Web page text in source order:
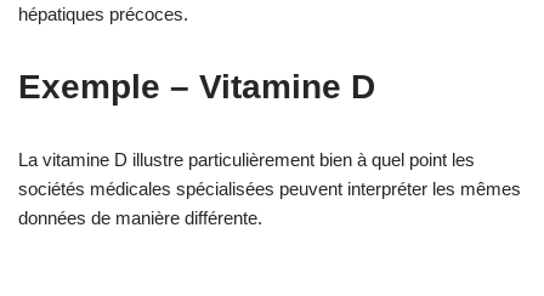
hépatiques précoces.
Exemple – Vitamine D
La vitamine D illustre particulièrement bien à quel point les
sociétés médicales spécialisées peuvent interpréter les mêmes
données de manière différente.